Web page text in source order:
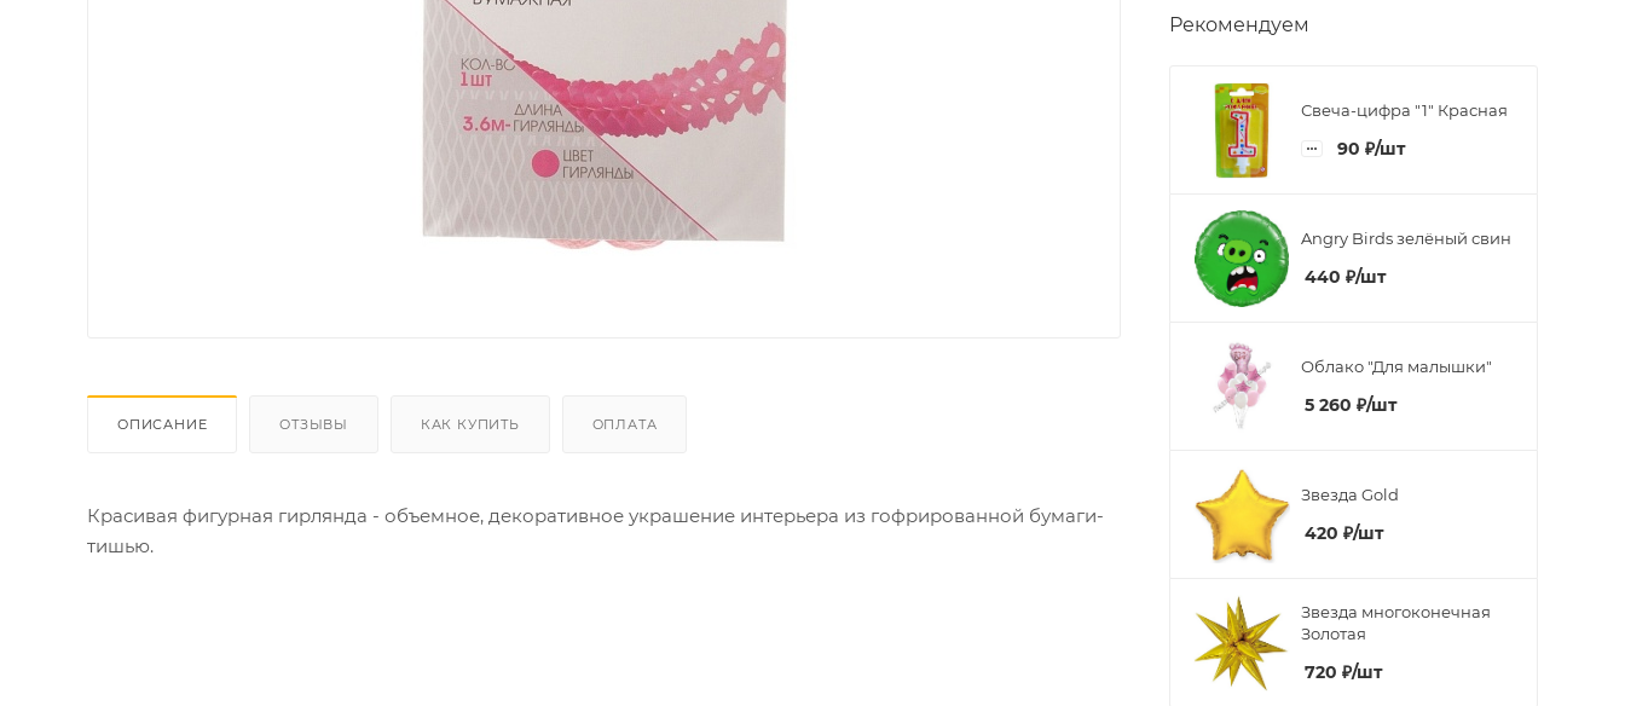
ОПИСАНИЕ ОТЗЫВЫ КАК КУПИТЬ ОПЛАТА
Красивая фигурная гирлянда - объемное, декоративное украшение интерьера из гофрированной бумаги-
тишью.
Рекомендуем
Свеча-цифра "1" Красная
90 ₽/шт
Angry Birds зелёный свин
440 ₽/шт
Облако "Для малышки"
5 260 ₽/шт
Звезда Gold
420 ₽/шт
Звезда многоконечная
Золотая
720 ₽/шт